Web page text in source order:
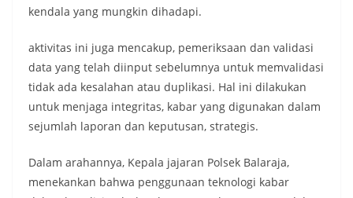
kendala yang mungkin dihadapi.
aktivitas ini juga mencakup, pemeriksaan dan validasi
data yang telah diinput sebelumnya untuk memvalidasi
tidak ada kesalahan atau duplikasi. Hal ini dilakukan
untuk menjaga integritas, kabar yang digunakan dalam
sejumlah laporan dan keputusan, strategis.
Dalam arahannya, Kepala jajaran Polsek Balaraja,
menekankan bahwa penggunaan teknologi kabar